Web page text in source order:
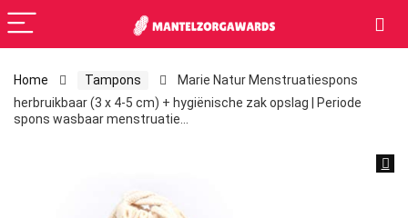
Home Tampons
Marie Natur Menstruatiespons
herbruikbaar (3 x 4-5 cm) + hygiënische zak opslag | Periode
spons wasbaar menstruatie…